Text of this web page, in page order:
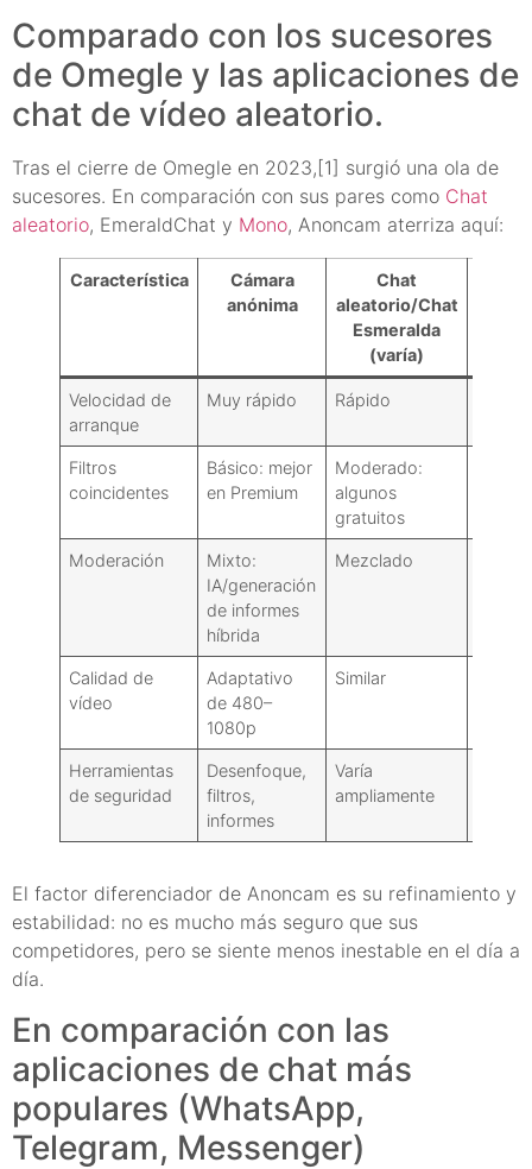
Comparado con los sucesores
de Omegle y las aplicaciones de
chat de vídeo aleatorio.
Tras el cierre de Omegle en 2023,[1] surgió una ola de
sucesores. En comparación con sus pares como Chat
aleatorio, EmeraldChat y Mono, Anoncam aterriza aquí:
Característica
Cámara
anónima
Chat
aleatorio/Chat
Esmeralda
(varía)
Velocidad de
arranque
Muy rápido Rápido
Filtros
coincidentes
Básico: mejor
en Premium
Moderado:
algunos
gratuitos
Moderación
Mixto:
IA/generación
de informes
híbrida
Mezclado
Calidad de
vídeo
Adaptativo
de 480–
1080p
Similar
Herramientas
de seguridad
Desenfoque,
filtros,
informes
Varía
ampliamente
El factor diferenciador de Anoncam es su refinamiento y
estabilidad: no es mucho más seguro que sus
competidores, pero se siente menos inestable en el día a
día.
En comparación con las
aplicaciones de chat más
populares (WhatsApp,
Telegram, Messenger)